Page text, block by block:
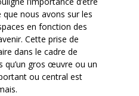
que nous avons sur les
en fonction des
Cette prise de
dans le cadre de
qu’un gros œuvre ou un
ou central est